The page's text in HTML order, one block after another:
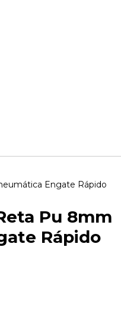
Engate Rápido
Pu 8mm
Rápido